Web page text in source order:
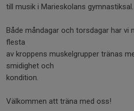
till musik i Marieskolans gymnastiksal.
Både måndagar och torsdagar har vi
flesta
av kroppens muskelgrupper tränas
smidighet och
kondition.
Välkommen att träna med oss!